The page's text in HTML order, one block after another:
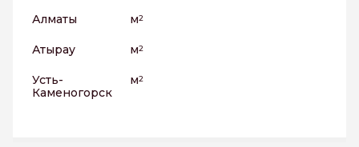
Алматы м2
Атырау м2
Усть-
Каменогорск
м2